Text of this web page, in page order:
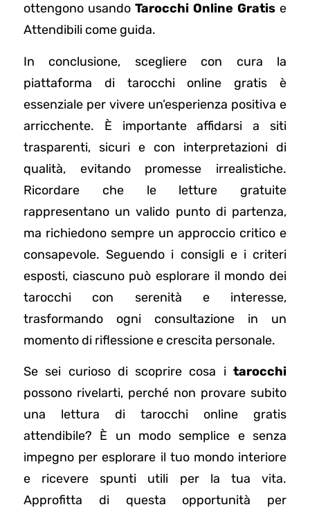
ottengono usando Tarocchi Online Gratis e
Attendibili come guida.
In conclusione, scegliere con cura la
piattaforma di tarocchi online gratis è
essenziale per vivere un’esperienza positiva e
arricchente. È importante affidarsi a siti
trasparenti, sicuri e con interpretazioni di
qualità, evitando promesse irrealistiche.
Ricordare che le letture gratuite
rappresentano un valido punto di partenza,
ma richiedono sempre un approccio critico e
consapevole. Seguendo i consigli e i criteri
esposti, ciascuno può esplorare il mondo dei
tarocchi con serenità e interesse,
trasformando ogni consultazione in un
momento di riflessione e crescita personale.
Se sei curioso di scoprire cosa i tarocchi
possono rivelarti, perché non provare subito
una lettura di tarocchi online gratis
attendibile? È un modo semplice e senza
impegno per esplorare il tuo mondo interiore
e ricevere spunti utili per la tua vita.
Approfitta di questa opportunità per